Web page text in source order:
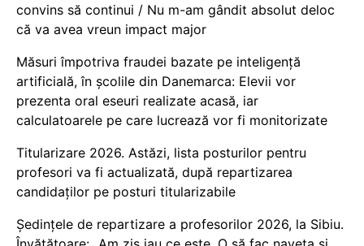
convins să continui / Nu m-am gândit absolut deloc
că va avea vreun impact major
Măsuri împotriva fraudei bazate pe inteligență
artificială, în școlile din Danemarca: Elevii vor
prezenta oral eseuri realizate acasă, iar
calculatoarele pe care lucrează vor fi monitorizate
Titularizare 2026. Astăzi, lista posturilor pentru
profesori va fi actualizată, după repartizarea
candidaților pe posturi titularizabile
Ședințele de repartizare a profesorilor 2026, la Sibiu.